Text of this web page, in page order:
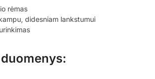
rėmas
didesniam lankstumui